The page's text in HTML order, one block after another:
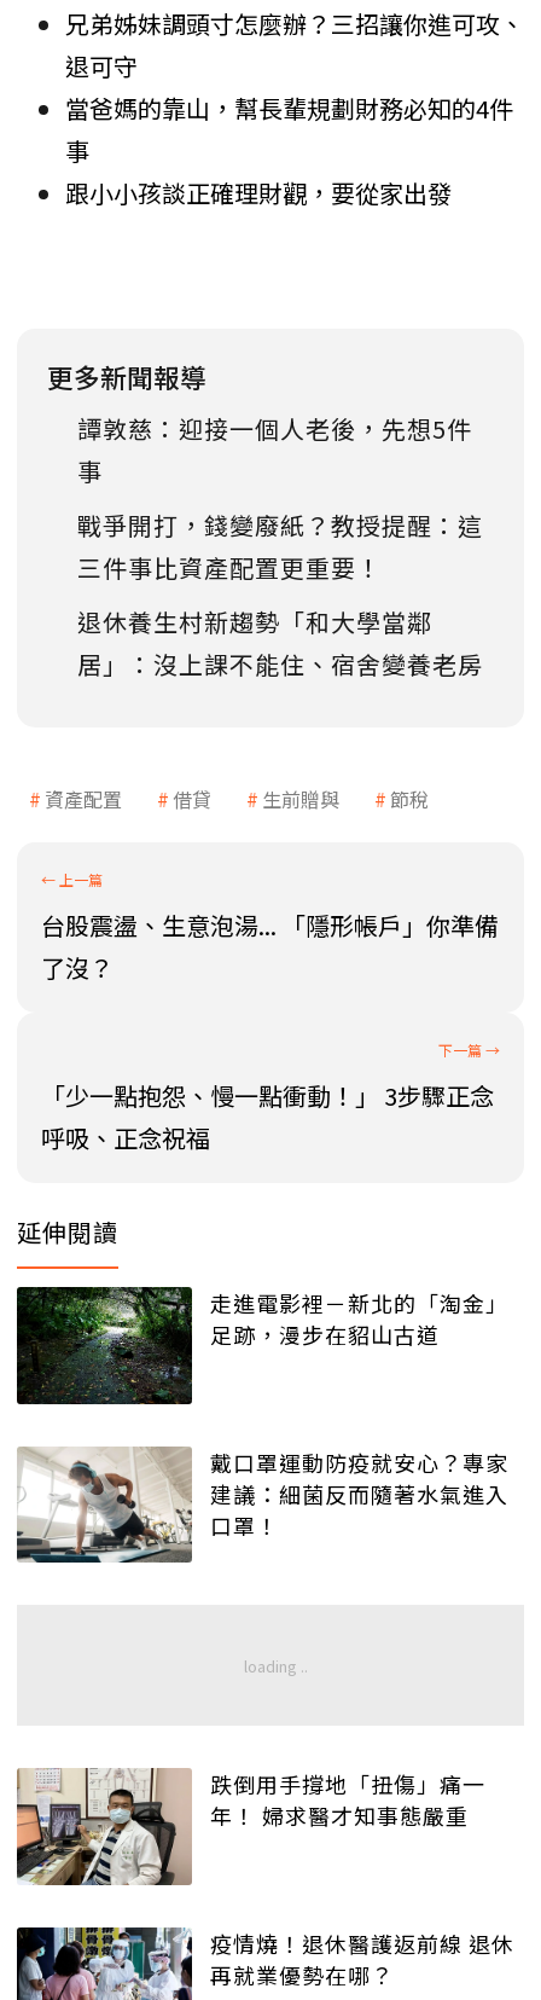
兄弟姊妹調頭寸怎麼辦？三招讓你進可攻、
退可守
當爸媽的靠山，幫長輩規劃財務必知的4件
事
跟小小孩談正確理財觀，要從家出發
更多新聞報導
譚敦慈：迎接一個人老後，先想5件
事
戰爭開打，錢變廢紙？教授提醒：這
三件事比資產配置更重要！
退休養生村新趨勢「和大學當鄰
居」：沒上課不能住、宿舍變養老房
資產配置 借貸 生前贈與 節稅
台股震盪、生意泡湯... 「隱形帳戶」你準備
了沒？
「少一點抱怨、慢一點衝動！」 3步驟正念
呼吸、正念祝福
延伸閱讀
走進電影裡－新北的「淘金」
足跡，漫步在貂山古道
戴口罩運動防疫就安心？專家
建議：細菌反而隨著水氣進入
口罩！
跌倒用手撐地「扭傷」痛一
年！ 婦求醫才知事態嚴重
疫情燒！退休醫護返前線 退休
再就業優勢在哪？